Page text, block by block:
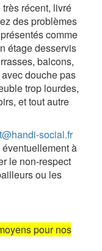
récent, livré
des problèmes
comme
étage desservis
balcons,
douche pas
trop lourdes,
et tout autre
social.fr
à
le non-respect
ou les
pour nos